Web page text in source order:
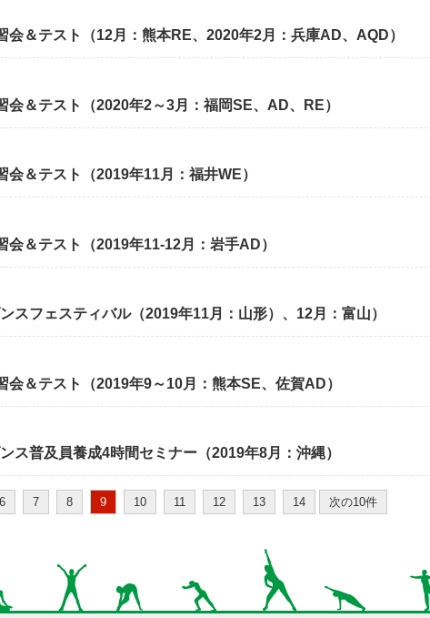
会＆テスト（12月：熊本RE、2020年2月：兵庫AD、AQD）
会＆テスト（2020年2～3月：福岡SE、AD、RE）
会＆テスト（2019年11月：福井WE）
会＆テスト（2019年11-12月：岩手AD）
スフェスティバル（2019年11月：山形）、12月：富山）
会＆テスト（2019年9～10月：熊本SE、佐賀AD）
ス普及員養成4時間セミナー（2019年8月：沖縄）
6 7 8 9 10 11 12 13 14 次の10件